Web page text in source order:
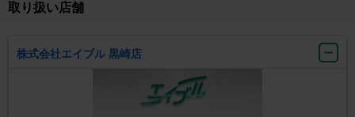
取り扱い店舗
株式会社エイブル 黒崎店